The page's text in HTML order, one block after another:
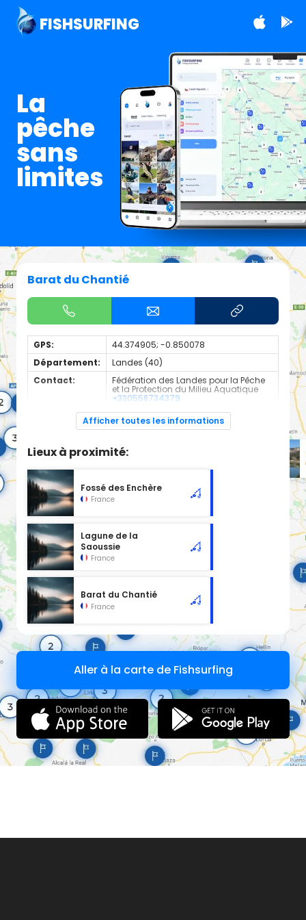
FISHSURFING
La
pêche
sans
limites
Barat du Chantié
GPS:
44.374905; -0.850078
Département:
Landes (40)
Contact:
Fédération des Landes pour la Pêche
et la Protection du Milieu Aquatique
+330558734379
Espèces de
Carnassier, carpe, poisson blanc
catégorie piscicole à cet emplacement.
Afficher toutes les informations
Lieux à proximité:
Fossé des Enchère
France
Lagune de la
Saoussie
France
Barat du Chantié
France
Aller à la carte de Fishsurfing